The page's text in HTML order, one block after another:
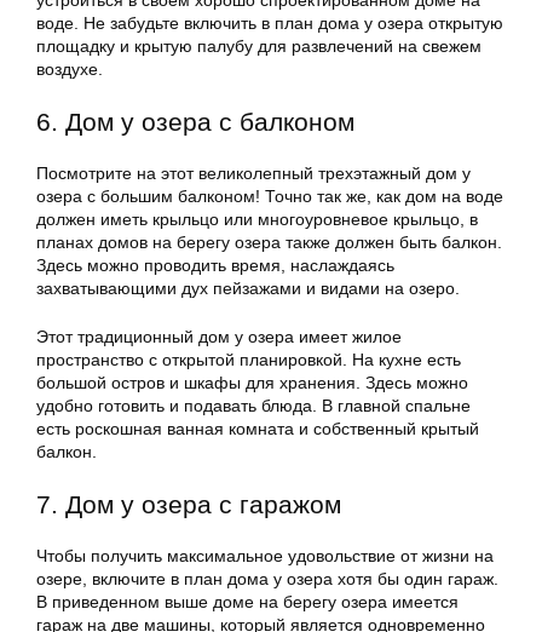
воде. Не забудьте включить в план дома у озера открытую
площадку и крытую палубу для развлечений на свежем
воздухе.
6. Дом у озера с балконом
Посмотрите на этот великолепный трехэтажный дом у
озера с большим балконом! Точно так же, как дом на воде
должен иметь крыльцо или многоуровневое крыльцо, в
планах домов на берегу озера также должен быть балкон.
Здесь можно проводить время, наслаждаясь
захватывающими дух пейзажами и видами на озеро.
Этот традиционный дом у озера имеет жилое
пространство с открытой планировкой. На кухне есть
большой остров и шкафы для хранения. Здесь можно
удобно готовить и подавать блюда. В главной спальне
есть роскошная ванная комната и собственный крытый
балкон.
7. Дом у озера с гаражом
Чтобы получить максимальное удовольствие от жизни на
озере, включите в план дома у озера хотя бы один гараж.
В приведенном выше доме на берегу озера имеется
гараж на две машины, который является одновременно